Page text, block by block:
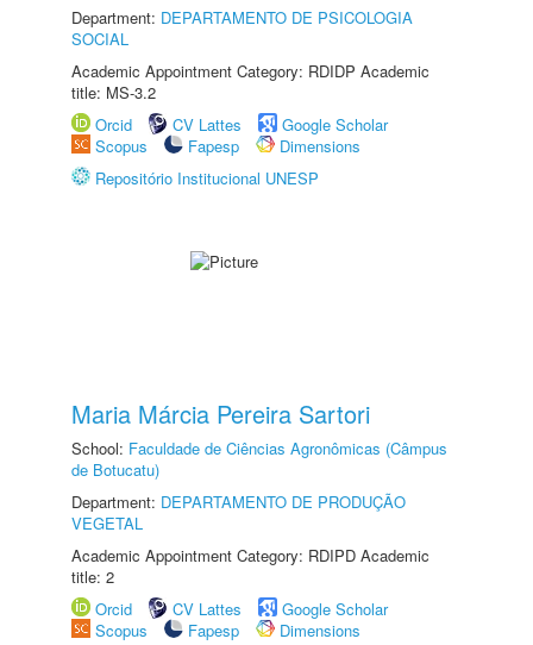
Department: DEPARTAMENTO DE PSICOLOGIA
SOCIAL
Academic Appointment Category: RDIDP Academic
title: MS-3.2
Orcid
CV Lattes
Google Scholar
Scopus
Fapesp
Dimensions
Repositório Institucional UNESP
Maria Márcia Pereira Sartori
School: Faculdade de Ciências Agronômicas (Câmpus
de Botucatu)
Department: DEPARTAMENTO DE PRODUÇÃO
VEGETAL
Academic Appointment Category: RDIPD Academic
title: 2
Orcid
CV Lattes
Google Scholar
Scopus
Fapesp
Dimensions